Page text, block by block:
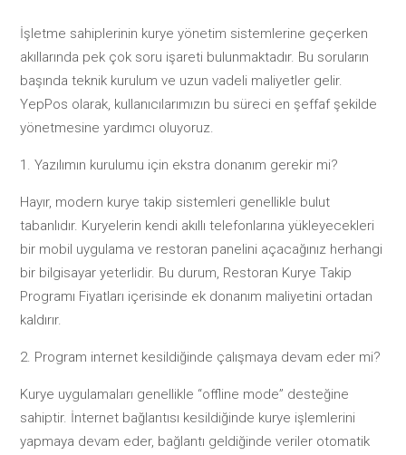
İşletme sahiplerinin kurye yönetim sistemlerine geçerken
akıllarında pek çok soru işareti bulunmaktadır. Bu soruların
başında teknik kurulum ve uzun vadeli maliyetler gelir.
YepPos olarak, kullanıcılarımızın bu süreci en şeffaf şekilde
yönetmesine yardımcı oluyoruz.
Yazılımın kurulumu için ekstra donanım gerekir mi?
Hayır, modern kurye takip sistemleri genellikle bulut
tabanlıdır. Kuryelerin kendi akıllı telefonlarına yükleyecekleri
bir mobil uygulama ve restoran panelini açacağınız herhangi
bir bilgisayar yeterlidir. Bu durum, Restoran Kurye Takip
Programı Fiyatları içerisinde ek donanım maliyetini ortadan
kaldırır.
Program internet kesildiğinde çalışmaya devam eder mi?
Kurye uygulamaları genellikle “offline mode” desteğine
sahiptir. İnternet bağlantısı kesildiğinde kurye işlemlerini
yapmaya devam eder, bağlantı geldiğinde veriler otomatik